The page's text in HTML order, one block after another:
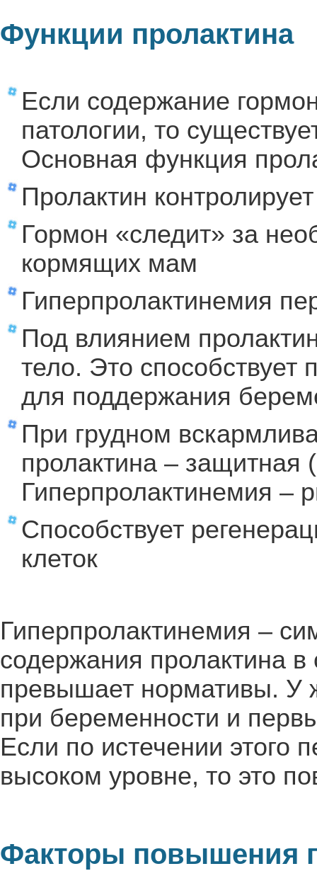
Функции пролактина
Если содержание
патологии, то
Основная функция
Пролактин
Гормон «следит» за
кормящих мам
Гиперпролактинемия
Под влиянием
тело. Это
для поддержания
При грудном
пролактина – защитная
Гиперпролактинемия –
Способствует
клеток
Гиперпролактинемия –
содержания пролактина в
превышает нормативы. У
при беременности и
Если по истечении этого
высоком уровне, то это
Факторы повышения